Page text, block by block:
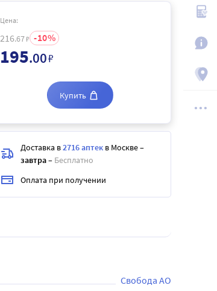
Цена:
216.67₽ 10
195.00₽
Купить
Доставка в2716 аптек в Москве–
завтра– Бесплатно
Оплата при получении
Свобода АО